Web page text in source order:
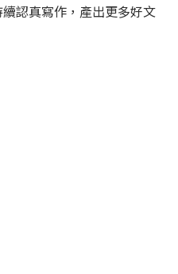
認真寫作，產出更多好文